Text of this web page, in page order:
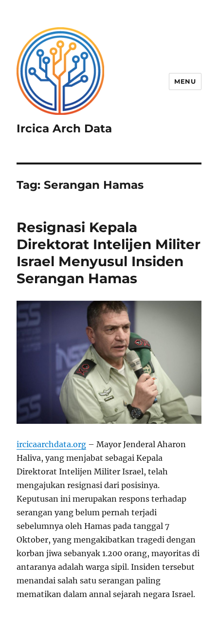
Ircica Arch Data
MENU
Tag:Serangan Hamas
Resignasi Kepala
Direktorat Intelijen Militer
Israel Menyusul Insiden
Serangan Hamas
ircicaarchdata.org – Mayor Jenderal Aharon
Haliva, yang menjabat sebagai Kepala
Direktorat Intelijen Militer Israel, telah
mengajukan resignasi dari posisinya.
Keputusan ini merupakan respons terhadap
serangan yang belum pernah terjadi
sebelumnya oleh Hamas pada tanggal 7
Oktober, yang mengakibatkan tragedi dengan
korban jiwa sebanyak 1.200 orang, mayoritas di
antaranya adalah warga sipil. Insiden tersebut
menandai salah satu serangan paling
mematikan dalam annal sejarah negara Israel.